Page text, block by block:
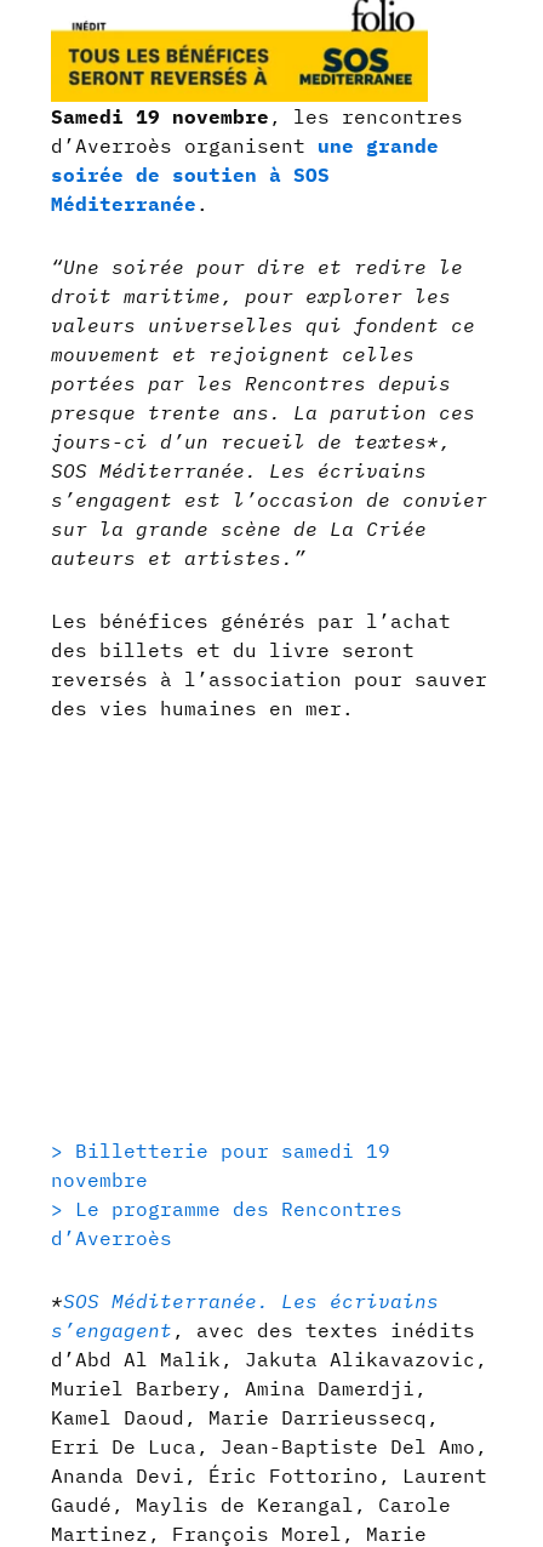
Samedi 19 novembre , les rencontres
d’Averroès organisent une grande
soirée de soutien à SOS
Méditerranée .
“Une soirée pour dire et redire le
droit maritime, pour explorer les
valeurs universelles qui fondent ce
mouvement et rejoignent celles
portées par les Rencontres depuis
presque trente ans. La parution ces
jours-ci d’un recueil de textes*,
SOS Méditerranée. Les écrivains
s’engagent est l’occasion de convier
sur la grande scène de La Criée
auteurs et artistes.”
Les bénéfices générés par l’achat
des billets et du livre seront
reversés à l’association pour sauver
des vies humaines en mer.
> Billetterie pour samedi 19
novembre
> Le programme des Rencontres
d’Averroès
*SOS Méditerranée. Les écrivains
s’engagent , avec des textes inédits
d’Abd Al Malik, Jakuta Alikavazovic,
Muriel Barbery, Amina Damerdji,
Kamel Daoud, Marie Darrieussecq,
Erri De Luca, Jean-Baptiste Del Amo,
Ananda Devi, Éric Fottorino, Laurent
Gaudé, Maylis de Kerangal, Carole
Martinez, François Morel, Marie